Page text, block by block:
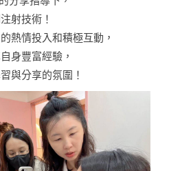
射技術！
熱情投入和積極互動，
身豐富經驗，
與分享的氛圍！